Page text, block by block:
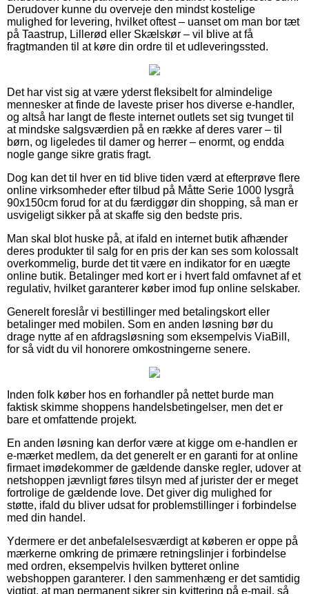
Derudover kunne du overveje den mindst kostelige
mulighed for levering, hvilket oftest – uanset om man bor tæt
på Taastrup, Lillerød eller Skælskør – vil blive at få
fragtmanden til at køre din ordre til et udleveringssted.
Det har vist sig at være yderst fleksibelt for almindelige
mennesker at finde de laveste priser hos diverse e-handler,
og altså har langt de fleste internet outlets set sig tvunget til
at mindske salgsværdien på en række af deres varer – til
børn, og ligeledes til damer og herrer – enormt, og endda
nogle gange sikre gratis fragt.
Dog kan det til hver en tid blive tiden værd at efterprøve flere
online virksomheder efter tilbud på Måtte Serie 1000 lysgrå
90x150cm forud for at du færdiggør din shopping, så man er
usvigeligt sikker på at skaffe sig den bedste pris.
Man skal blot huske på, at ifald en internet butik afhænder
deres produkter til salg for en pris der kan ses som kolossalt
overkommelig, burde det tit være en indikator for en uægte
online butik. Betalinger med kort er i hvert fald omfavnet af et
regulativ, hvilket garanterer køber imod fup online selskaber.
Generelt foreslår vi bestillinger med betalingskort eller
betalinger med mobilen. Som en anden løsning bør du
drage nytte af en afdragsløsning som eksempelvis ViaBill,
for så vidt du vil honorere omkostningerne senere.
Inden folk køber hos en forhandler på nettet burde man
faktisk skimme shoppens handelsbetingelser, men det er
bare et omfattende projekt.
En anden løsning kan derfor være at kigge om e-handlen er
e-mærket medlem, da det generelt er en garanti for at online
firmaet imødekommer de gældende danske regler, udover at
netshoppen jævnligt føres tilsyn med af jurister der er meget
fortrolige de gældende love. Det giver dig mulighed for
støtte, ifald du bliver udsat for problemstillinger i forbindelse
med din handel.
Ydermere er det anbefalelsesværdigt at køberen er oppe på
mærkerne omkring de primære retningslinjer i forbindelse
med ordren, eksempelvis hvilken bytteret online
webshoppen garanterer. I den sammenhæng er det samtidig
vigtigt, at man permanent sikrer sin kvittering på e-mail, så